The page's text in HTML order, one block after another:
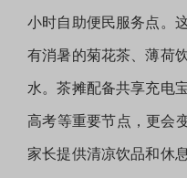
小时自助便民服务点。
有消暑的菊花茶、薄荷
水。茶摊配备共享充电
高考等重要节点，更会
家长提供清凉饮品和休